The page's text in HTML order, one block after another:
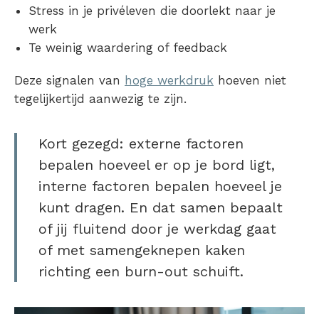
Stress in je privéleven die doorlekt naar je
werk
Te weinig waardering of feedback
Deze signalen van hoge werkdruk hoeven niet
tegelijkertijd aanwezig te zijn.
Kort gezegd: externe factoren
bepalen hoeveel er op je bord ligt,
interne factoren bepalen hoeveel je
kunt dragen. En dat samen bepaalt
of jij fluitend door je werkdag gaat
of met samengeknepen kaken
richting een burn-out schuift.